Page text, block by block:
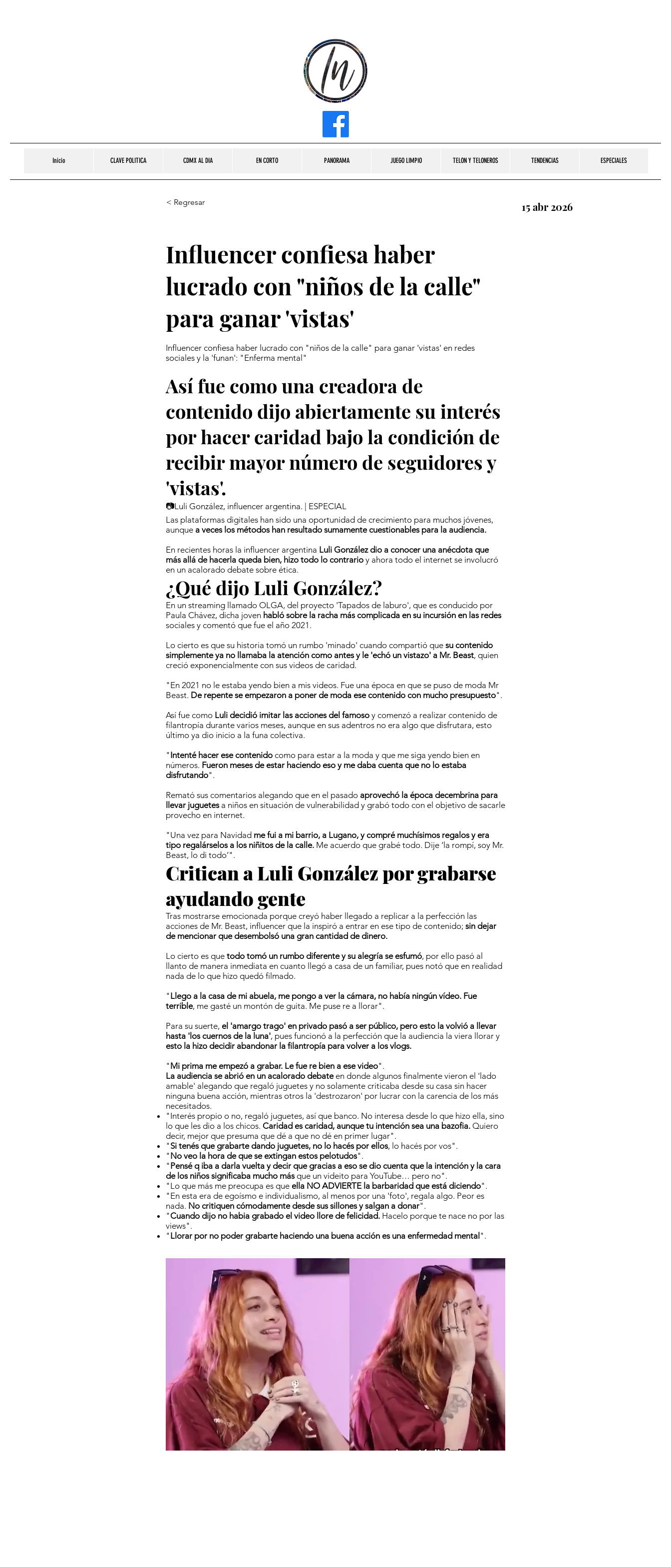
Inicio CLAVE POLITICA CDMX AL DIA EN CORTO PANORAMA JUEGO LIMPIO TELON Y TELONEROS TENDENCIAS ESPECIALES
< Regresar 15 abr 2026
Influencer confiesa haber
lucrado con "niños de la calle"
para ganar 'vistas'
Influencer confiesa haber lucrado con "niños de la calle" para ganar 'vistas' en redes
sociales y la 'funan': "Enferma mental"
Así fue como una creadora de
contenido dijo abiertamente su interés
por hacer caridad bajo la condición de
recibir mayor número de seguidores y
'vistas'.
📷Luli González, influencer argentina. | ESPECIAL
Las plataformas digitales han sido una oportunidad de crecimiento para muchos jóvenes,
aunque a veces los métodos han resultado sumamente cuestionables para la audiencia.
En recientes horas la influencer argentina Luli González dio a conocer una anécdota que
más allá de hacerla queda bien, hizo todo lo contrario y ahora todo el internet se involucró
en un acalorado debate sobre ética.
¿Qué dijo Luli González?
En un streaming llamado OLGA, del proyecto 'Tapados de laburo', que es conducido por
Paula Chávez, dicha joven habló sobre la racha más complicada en su incursión en las redes
sociales y comentó que fue el año 2021.
Lo cierto es que su historia tomó un rumbo 'minado' cuando compartió que su contenido
simplemente ya no llamaba la atención como antes y le 'echó un vistazo' a Mr. Beast, quien
creció exponencialmente con sus videos de caridad.
"En 2021 no le estaba yendo bien a mis videos. Fue una época en que se puso de moda Mr
Beast. De repente se empezaron a poner de moda ese contenido con mucho presupuesto".
Así fue como Luli decidió imitar las acciones del famoso y comenzó a realizar contenido de
filantropía durante varios meses, aunque en sus adentros no era algo que disfrutara, esto
último ya dio inicio a la funa colectiva.
"Intenté hacer ese contenido como para estar a la moda y que me siga yendo bien en
números. Fueron meses de estar haciendo eso y me daba cuenta que no lo estaba
disfrutando".
Remató sus comentarios alegando que en el pasado aprovechó la época decembrina para
llevar juguetes a niños en situación de vulnerabilidad y grabó todo con el objetivo de sacarle
provecho en internet.
"Una vez para Navidad me fui a mi barrio, a Lugano, y compré muchísimos regalos y era
tipo regalárselos a los niñitos de la calle. Me acuerdo que grabé todo. Dije ‘la rompí, soy Mr.
Beast, lo di todo’".
Critican a Luli González por grabarse
ayudando gente
Tras mostrarse emocionada porque creyó haber llegado a replicar a la perfección las
acciones de Mr. Beast, influencer que la inspiró a entrar en ese tipo de contenido; sin dejar
de mencionar que desembolsó una gran cantidad de dinero.
Lo cierto es que todo tomó un rumbo diferente y su alegría se esfumó, por ello pasó al
llanto de manera inmediata en cuanto llegó a casa de un familiar, pues notó que en realidad
nada de lo que hizo quedó filmado.
"Llego a la casa de mi abuela, me pongo a ver la cámara, no había ningún vídeo. Fue
terrible, me gasté un montón de guita. Me puse re a llorar".
Para su suerte, el 'amargo trago' en privado pasó a ser público, pero esto la volvió a llevar
hasta 'los cuernos de la luna', pues funcionó a la perfección que la audiencia la viera llorar y
esto la hizo decidir abandonar la filantropía para volver a los vlogs.
"Mi prima me empezó a grabar. Le fue re bien a ese video".
La audiencia se abrió en un acalorado debateen donde algunos finalmente vieron el 'lado
amable' alegando que regaló juguetes y no solamente criticaba desde su casa sin hacer
ninguna buena acción, mientras otros la 'destrozaron' por lucrar con la carencia de los más
necesitados.
"Interés propio o no, regaló juguetes, así que banco. No interesa desde lo que hizo ella, sino
lo que les dio a los chicos. Caridad es caridad, aunque tu intención sea una bazofia. Quiero
decir, mejor que presuma que dé a que no dé en primer lugar".
"Si tenés que grabarte dando juguetes, no lo hacés por ellos, lo hacés por vos".
"No veo la hora de que se extingan estos pelotudos".
"Pensé q iba a darla vuelta y decir que gracias a eso se dio cuenta que la intención y la cara
de los niños significaba mucho más que un videito para YouTube… pero no".
"Lo que más me preocupa es que ella NO ADVIERTE la barbaridad que está diciendo".
"En esta era de egoísmo e individualismo, al menos por una 'foto', regala algo. Peor es
nada. No critiquen cómodamente desde sus sillones y salgan a donar".
"Cuando dijo no habia grabado el video llore de felicidad. Hacelo porque te nace no por las
views".
"Llorar por no poder grabarte haciendo una buena acción es una enfermedad mental ".